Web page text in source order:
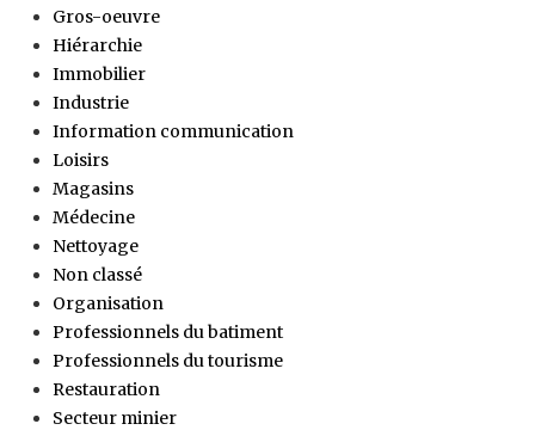
Gros-oeuvre
Hiérarchie
Immobilier
Industrie
Information communication
Loisirs
Magasins
Médecine
Nettoyage
Non classé
Organisation
Professionnels du batiment
Professionnels du tourisme
Restauration
Secteur minier